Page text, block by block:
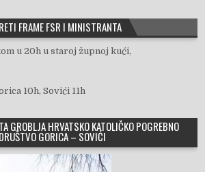
FRAME FSR I MINISTRANTA
u 20h u staroj župnoj kući,
10h, Sovići 11h
GROBLJA HRVATSKO KATOLIČKO POGREBNO
DRUŠTVO GORICA – SOVIĆI